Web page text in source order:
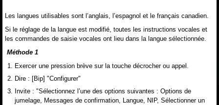
Les langues utilisables sont l’anglais, l’espagnol et le français canadien.
Si le réglage de la langue est modifié, toutes les instructions vocales et
les commandes de saisie vocales ont lieu dans la langue sélectionnée.
Méthode 1
Exercer une pression brève sur la touche décrocher ou appel.
Dire : [Bip] "Configurer"
Invite : "Sélectionnez l’une des options suivantes : Options de
jumelage, Messages de confirmation, Langue, NIP, Sélectionner un